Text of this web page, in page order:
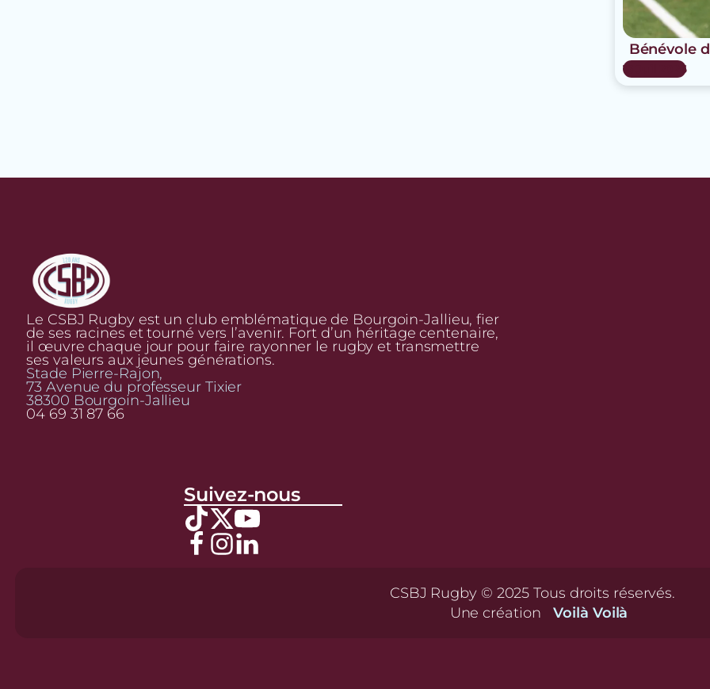
Bénévole
15 Juil 2026
Le CSBJ Rugby est un club emblématique de Bourgoin-Jallieu, fier
de ses racines et tourné vers l’avenir. Fort d’un héritage centenaire,
il œuvre chaque jour pour faire rayonner le rugby et transmettre
ses valeurs aux jeunes générations.
Stade Pierre-Rajon,
73 Avenue du professeur Tixier
38300 Bourgoin-Jallieu
04 69 31 87 66
Suivez-nous
CSBJ Rugby © 2025 Tous droits réservés.
Une création
Voilà Voilà